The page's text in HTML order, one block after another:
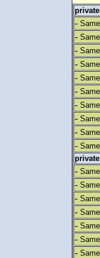
-
-
-
-
-
-
-
-
-
-
-
-
-
-
-
-
-